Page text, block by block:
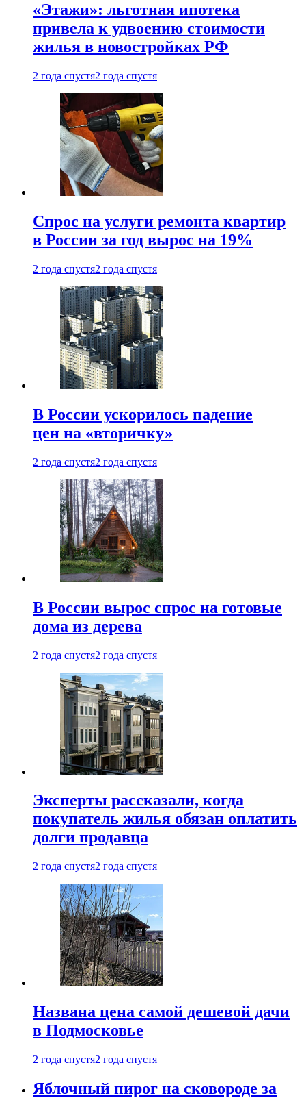
«Этажи»: льготная ипотека
привела к удвоению стоимости
жилья в новостройках РФ
2 года спустя2 года спустя
Спрос на услуги ремонта квартир
в России за год вырос на 19%
2 года спустя2 года спустя
В России ускорилось падение
цен на «вторичку»
2 года спустя2 года спустя
В России вырос спрос на готовые
дома из дерева
2 года спустя2 года спустя
Эксперты рассказали, когда
покупатель жилья обязан оплатить
долги продавца
2 года спустя2 года спустя
Названа цена самой дешевой дачи
в Подмосковье
2 года спустя2 года спустя
Яблочный пирог на сковороде за